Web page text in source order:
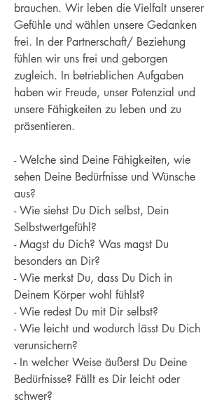
brauchen. Wir leben die Vielfalt unserer
Gefühle und wählen unsere Gedanken
frei. In der Partnerschaft/ Beziehung
fühlen wir uns frei und geborgen
zugleich. In betrieblichen Aufgaben
haben wir Freude, unser Potenzial und
unsere Fähigkeiten zu leben und zu
präsentieren.
- Welche sind Deine Fähigkeiten, wie
sehen Deine Bedürfnisse und Wünsche
aus?
- Wie siehst Du Dich selbst, Dein
Selbstwertgefühl?
- Magst du Dich? Was magst Du
besonders an Dir?
- Wie merkst Du, dass Du Dich in
Deinem Körper wohl fühlst?
- Wie redest Du mit Dir selbst?
- Wie leicht und wodurch lässt Du Dich
verunsichern?
- In welcher Weise äußerst Du Deine
Bedürfnisse? Fällt es Dir leicht oder
schwer?